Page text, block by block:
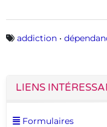
Mots-clés
addiction •
LIENS
Voir cette page
Formulaires